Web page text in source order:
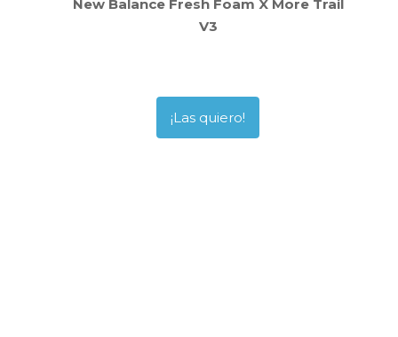
New Balance Fresh Foam X More Trail
V3
¡Las quiero!